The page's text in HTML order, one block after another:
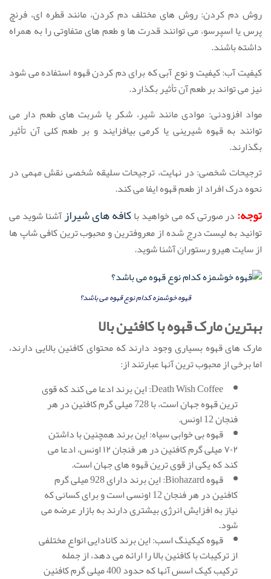
روش دم کردن: روش های مختلف دم کردن، مانند قطره ای، فرنچ
پرس یا اسپرسو، می توانند قدرت ها و طعم های متفاوتی را به همراه
داشته باشند.
کیفیت آب: کیفیت و نوع آبی که برای دم کردن قهوه استفاده می شود
نیز می تواند بر طعم آن تأثیر بگذارد.
مواد افزودنی: موادی مانند شیر، شکر یا شربت های طعم دار می
توانند به قهوه شیرینی یا کرمی بیافزایند و بر طعم کلی آن تأثیر
بگذارند.
ترجیحات شخصی: در نهایت، ترجیحات سلیقه شخصی نقش مهمی در
نحوه درک افراد از طعم قهوه ایفا می کند.
توجه:در صورتی که می خواهید باکافه های شیرازآشنا شوید می
توانید به لیست درج شده از معروفترین و محبوب ترین کافی شاپ ها
از سایت هیرو رستوران آشنا شوید.
قهوه خوشمزه کدام نوع قهوه می باشد؟
بهترین مارک قهوه با کافئین بالا
مارک های قهوه بسیاری وجود دارند که محتوای کافئین بالایی دارند،
اما برخی از محبوب ترین آنها عبارتند از:
Death Wish Coffee: این برند ادعا می کند که قوی
ترین قهوه جهان است، با 728 میلی گرم کافئین در هر
فنجان 12 اونس.
قهوه بی خوابی سیاه: این برند همچنین با داشتن
۷۰۲ میلی گرم کافئین در هر فنجان ۱۲ اونس، ادعا می
کند که یکی از قوی ترین قهوه های جهان است.
قهوه Biohazard: این برند دارای 928 میلی گرم
کافئین در هر فنجان 12 اونسی است و برای کسانی که
نیاز به افزایش انرژی بیشتری دارند به بازار عرضه می
شود.
قهوه کیکینگ اسب: این برند کانادایی انواع مختلفی
از ترکیبات با کافئین بالا را ارائه می دهد، از جمله
ترکیب کیک اسس آنها که حدود 400 میلی گرم کافئین